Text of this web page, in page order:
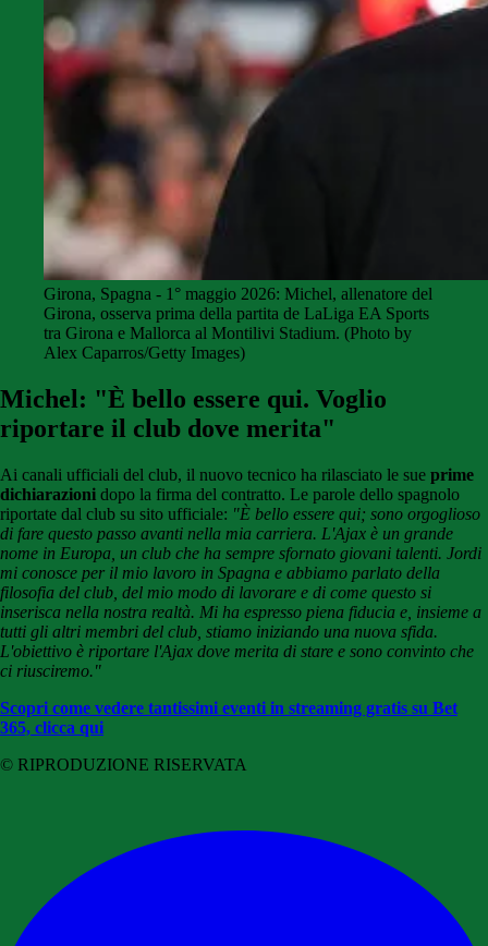
Girona, Spagna - 1° maggio 2026: Michel, allenatore del
Girona, osserva prima della partita de LaLiga EA Sports
tra Girona e Mallorca al Montilivi Stadium. (Photo by
Alex Caparros/Getty Images)
Michel: "È bello essere qui. Voglio
riportare il club dove merita"
Ai canali ufficiali del club, il nuovo tecnico ha rilasciato le sue prime
dichiarazioni dopo la firma del contratto. Le parole dello spagnolo
riportate dal club su sito ufficiale: "È bello essere qui; sono orgoglioso
di fare questo passo avanti nella mia carriera. L'Ajax è un grande
nome in Europa, un club che ha sempre sfornato giovani talenti. Jordi
mi conosce per il mio lavoro in Spagna e abbiamo parlato della
filosofia del club, del mio modo di lavorare e di come questo si
inserisca nella nostra realtà. Mi ha espresso piena fiducia e, insieme a
tutti gli altri membri del club, stiamo iniziando una nuova sfida.
L'obiettivo è riportare l'Ajax dove merita di stare e sono convinto che
ci riusciremo."
Scopri come vedere tantissimi eventi in streaming gratis su Bet
365, clicca qui
© RIPRODUZIONE RISERVATA